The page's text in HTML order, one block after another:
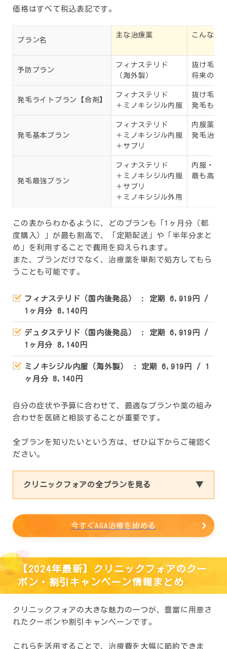
価格はすべて税込表記です。
プラン名
主な治療薬 こんな人
予防プラン
フィナステリド
（海外製）
抜け毛が
将来のた
発毛ライトプラン【合剤】
フィナステリド
＋ミノキシジル内服
抜け毛を
発毛も促
発毛基本プラン
フィナステリド
＋ミノキシジル内服
＋サプリ
内服薬で
発毛治療
発毛最強プラン
フィナステリド
＋ミノキシジル内服
＋サプリ
＋ミノキシジル外用
内服・外
最も高い
この表からわかるように、どのプランも「1ヶ月分（都
度購入）」が最も割高で、「定期配送」や「半年分まと
め」を利用することで費用を抑えられます。
また、プランだけでなく、治療薬を単剤で処方してもら
うことも可能です。
フィナステリド（国内後発品） : 定期 6,919円 /
1ヶ月分 8,140円
デュタステリド（国内後発品） : 定期 6,919円 /
1ヶ月分 8,140円
ミノキシジル内服（海外製） : 定期 6,919円 / 1
ヶ月分 8,140円
自分の症状や予算に合わせて、最適なプランや薬の組み
合わせを医師と相談することが重要です。
全プランを知りたいという方は、ぜひ以下からご確認く
ださい。
クリニックフォアの全プランを見る
今すぐAGA治療を始める
【2024年最新】クリニックフォアのクー
ポン・割引キャンペーン情報まとめ
クリニックフォアの大きな魅力の一つが、豊富に用意さ
れたクーポンや割引キャンペーンです。
これらを活用することで、治療費を大幅に節約できま